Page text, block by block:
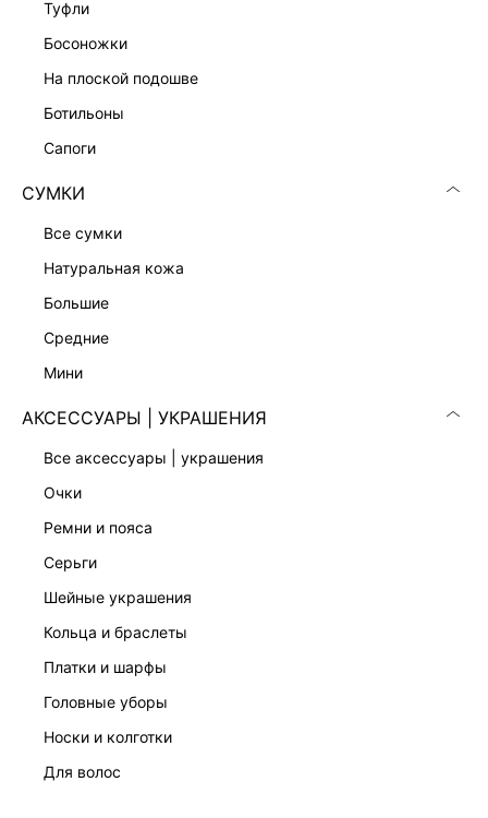
туфли
босоножки
на плоской подошве
ботильоны
сапоги
СУМКИ
все сумки
натуральная кожа
большие
средние
мини
АКСЕССУАРЫ | УКРАШЕНИЯ
все аксессуары | украшения
очки
ремни и пояса
серьги
шейные украшения
кольца и браслеты
платки и шарфы
головные уборы
носки и колготки
для волос
АТЛАСНЫЙ ТОП-ХАЛТЕР
4 599 ₽-61%1 799 ₽ 5 999 ₽